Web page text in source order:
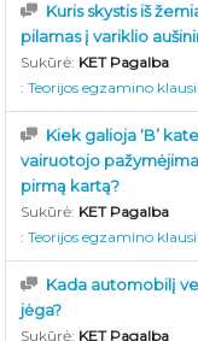
Kuris skystis iš
pilamas į variklio
Sukūrė: KET Pagalba
:Teorijos egzamino
Kiek galioja ‘B’
vairuotojo
pirmą kartą?
Sukūrė: KET Pagalba
:Teorijos egzamino
Kada automobilį
jėga?
Sukūrė: KET Pagalba